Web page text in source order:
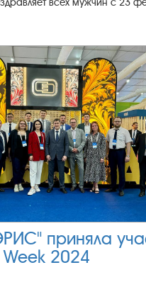
приняла
Week 2024